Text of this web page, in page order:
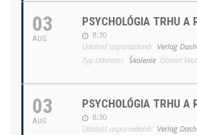
03
AUG
PSYCHOLÓGIA TRHU A
8:30
Udalosť usporiadaná: Verlag
Typ Udalosti: Školenie Oblasť
03
AUG
PSYCHOLÓGIA TRHU A
8:30
Udalosť usporiadaná: Verlag